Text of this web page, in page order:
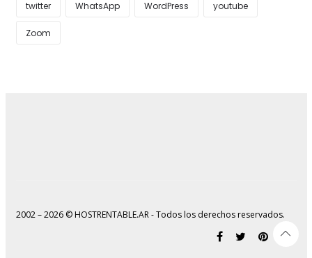
twitter WhatsApp WordPress youtube
Zoom
2002 – 2026 © HOSTRENTABLE.AR - Todos los derechos reservados.